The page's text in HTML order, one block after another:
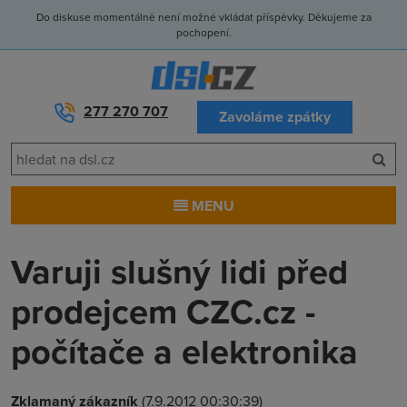
Do diskuse momentálně není možné vkládat příspěvky. Děkujeme za
pochopení.
277 270 707 Zavoláme zpátky
MENU
Varuji slušný lidi před
prodejcem CZC.cz -
počítače a elektronika
Zklamaný zákazník (7.9.2012 00:30:39)